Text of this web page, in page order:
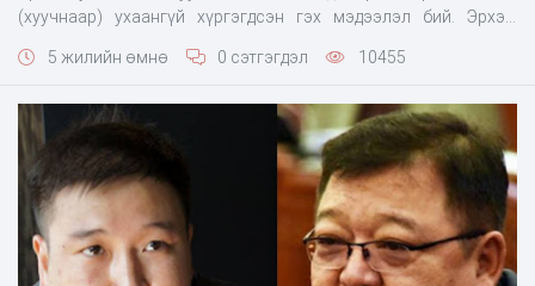
(хуучнаар) ухаангүй хүргэгдсэн гэх мэдээлэл бий. Эрхэм
байсан бөгөөд үүгээр ч зогсохгүй сонгогч нартаа хандан "Хөл
бичсэн байдаг юм. УИХ-ын гишүүн Н.Учралын бие тийм
5 жилийн өмнө 0 сэтгэгдэл 10455